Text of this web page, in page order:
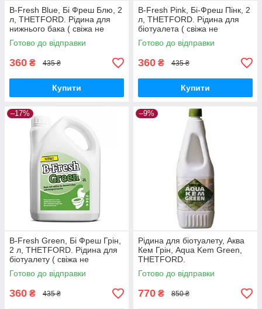
B-Fresh Blue, Бі Фреш Блю, 2
л, THETFORD. Рідина для
нижнього бака ( свіжа не
прострочена )
Готово до відправки
360 ₴ 435 ₴
Купити
B-Fresh Pink, Бі-Фреш Пінк, 2
л, THETFORD. Рідина для
біотуалета ( свіжа не
прострочена ),
Готово до відправки
360 ₴ 435 ₴
Купити
–17%
B-Fresh Green, Бі Фреш Грін,
2 л, THETFORD. Рідина для
біотуалету ( свіжа не
прострочена )
Готово до відправки
360 ₴ 435 ₴
–9%
Рідина для біотуалету, Аква
Кем Грін, Aqua Kem Green,
THETFORD.
Готово до відправки
770 ₴ 850 ₴